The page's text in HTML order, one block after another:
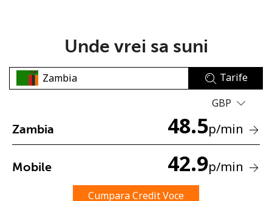
Lipsa parola
Minim 8 litere
Unde vrei sa suni
Tarife
GBP
Zambia 48.5p/min
Mobile 42.9p/min
Cumpara Credit Voce